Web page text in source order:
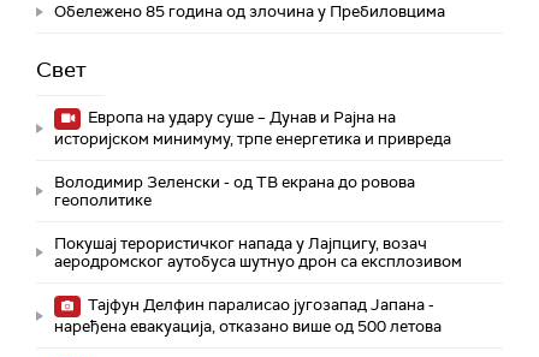
Обележено 85 година од злочина у Пребиловцима
Свет
Европа на удару суше – Дунав и Рајна на
историјском минимуму, трпе енергетика и привреда
Володимир Зеленски - од ТВ екрана до ровова
геополитике
Покушај терористичког напада у Лајпцигу, возач
аеродромског аутобуса шутнуо дрон са експлозивом
Тајфун Делфин паралисао југозапад Јапана -
наређена евакуација, отказано више од 500 летова